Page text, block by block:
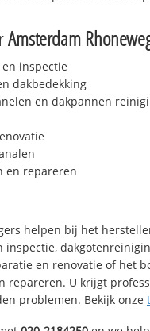
Amsterdam
inspectie
dakbedekking
en dakpannen
en repareren
helpen bij het
inspectie,
en renovatie of het
repareren. U krijgt
problemen. Bekijk onze